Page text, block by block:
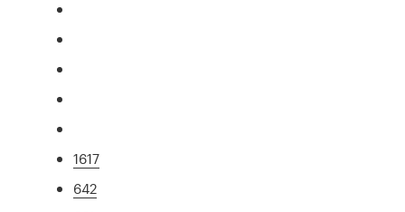
1617
642